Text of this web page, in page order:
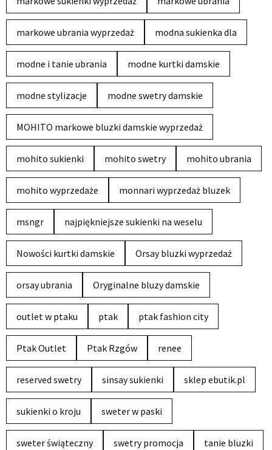
markowe ubrania wyprzedaż modna sukienka dla
modne i tanie ubrania modne kurtki damskie
modne stylizacje modne swetry damskie
MOHITO markowe bluzki damskie wyprzedaż
mohito sukienki mohito swetry mohito ubrania
mohito wyprzedaże monnari wyprzedaż bluzek
msngr najpiękniejsze sukienki na weselu
Nowości kurtki damskie Orsay bluzki wyprzedaż
orsay ubrania Oryginalne bluzy damskie
outlet w ptaku ptak ptak fashion city
Ptak Outlet Ptak Rzgów renee
reserved swetry sinsay sukienki sklep ebutik.pl
sukienki o kroju sweter w paski
sweter świąteczny swetry promocja tanie bluzki